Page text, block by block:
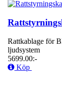
Rattkablage för
ljudsystem
5699.00:-
Köp